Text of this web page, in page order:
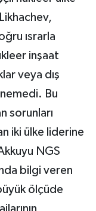
ısrarla
inşaat
veya dış
Bu
sorunları
iki ülke liderine
NGS
bilgi veren
ölçüde